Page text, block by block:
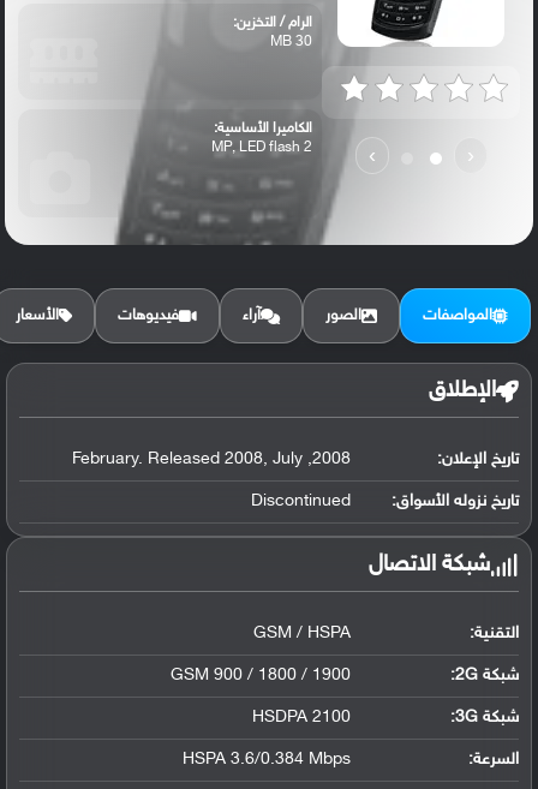
‹
›
الرام / التخزين:
30 MB
الكاميرا الأساسية:
2 MP, LED flash
المواصفات الصور آراء فيديوهات الأسعار
الإطلاق
تاريخ الإعلان: 2008, February. Released 2008, July
تاريخ نزوله الأسواق: Discontinued
شبكة الاتصال
التقنية: GSM / HSPA
شبكة 2G: GSM 900 / 1800 / 1900
شبكة 3G :
HSDPA 2100
السرعة: HSPA 3.6/0.384 Mbps